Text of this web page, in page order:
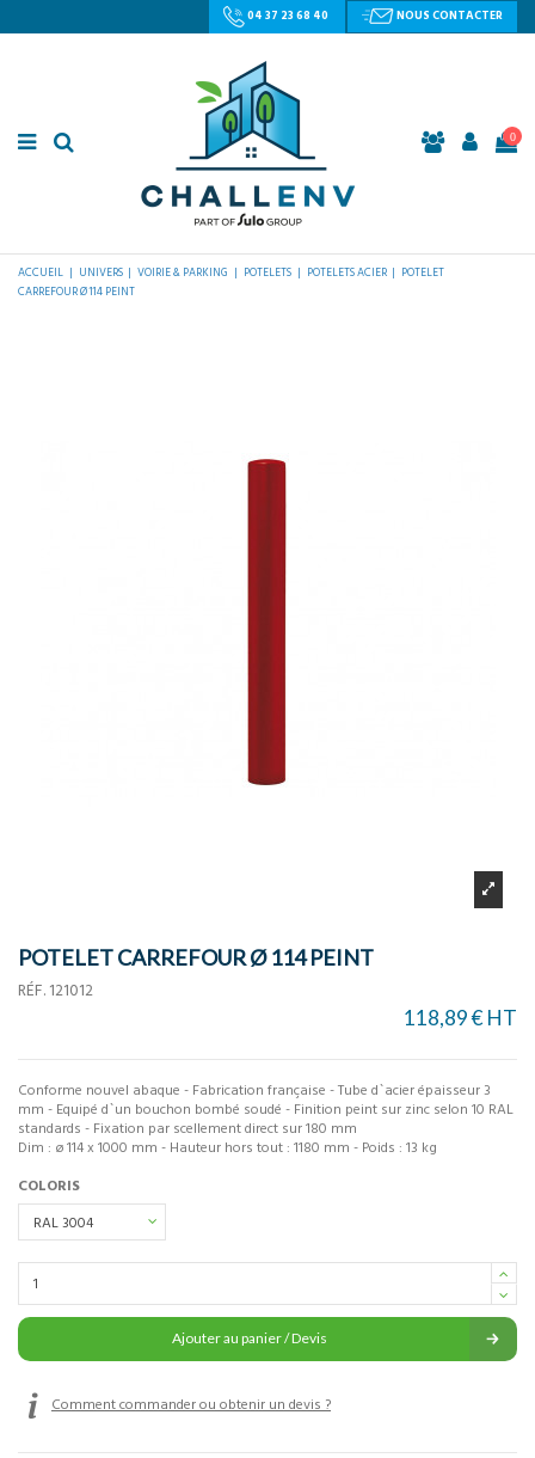
04 37 23 68 40 NOUS CONTACTER
0
ACCUEIL UNIVERS VOIRIE & PARKING POTELETS POTELETS ACIER
POTELET
CARREFOUR Ø 114 PEINT
POTELET CARREFOUR Ø 114 PEINT
RÉF. 121012
118,89 € HT
Conforme nouvel abaque - Fabrication française - Tube d`acier épaisseur 3
mm - Equipé d`un bouchon bombé soudé - Finition peint sur zinc selon 10 RAL
standards - Fixation par scellement direct sur 180 mm
Dim : ø 114 x 1000 mm - Hauteur hors tout : 1180 mm - Poids : 13 kg
COLORIS
Ajouter au panier / Devis
Comment commander ou obtenir un devis ?